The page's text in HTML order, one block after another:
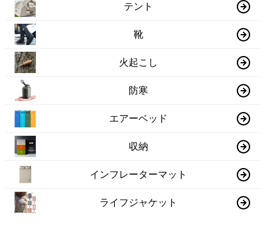
テント
靴
火起こし
防寒
エアーベッド
収納
インフレーターマット
ライフジャケット